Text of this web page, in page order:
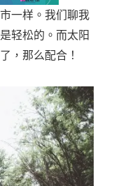
一样。我们聊我
轻松的。而太阳
，那么配合！